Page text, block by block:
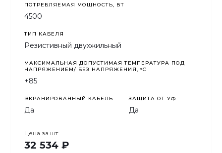
ПОТРЕБЛЯЕМАЯ МОЩНОСТЬ, ВТ
4500
ТИП КАБЕЛЯ
Резистивный двухжильный
МАКСИМАЛЬНАЯ ДОПУСТИМАЯ ТЕМПЕРАТУРА ПОД
НАПРЯЖЕНИЕМ/ БЕЗ НАПРЯЖЕНИЯ, °C
+85
ЭКРАНИРОВАННЫЙ КАБЕЛЬ
Да
ЗАЩИТА ОТ УФ
Да
Цена за шт
32 534 ₽